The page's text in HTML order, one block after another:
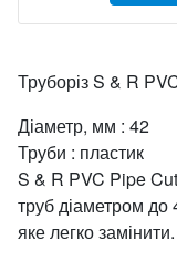
Труборіз S & R
Діаметр, мм : 42
Труби : пластик
S & R PVC Pipe
труб діаметром до
яке легко замінити.